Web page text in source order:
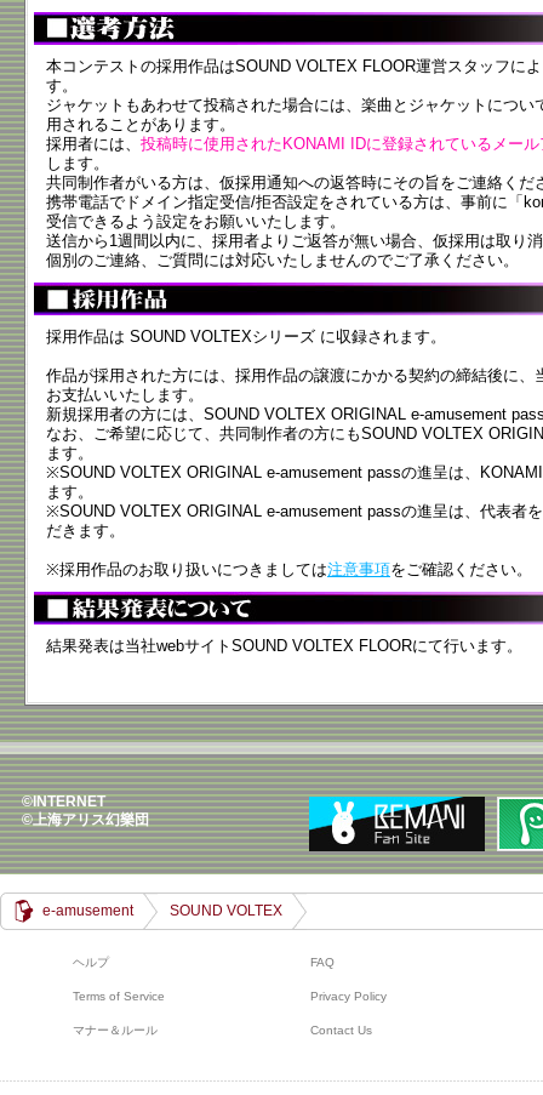
本コンテストの採用作品はSOUND VOLTEX FLOOR運営スタッフに
す。
ジャケットもあわせて投稿された場合には、楽曲とジャケットにつ
用されることがあります。
採用者には、 投稿時に使用されたKONAMI IDに登録されているメー
します。
共同制作者がいる方は、仮採用通知への返答時にその旨をご連絡くだ
携帯電話でドメイン指定受信/拒否設定をされている方は、事前に「
受信できるよう設定をお願いいたします。
送信から1週間以内に、採用者よりご返答が無い場合、仮採用は取り
個別のご連絡、ご質問には対応いたしませんのでご了承ください。
採用作品は SOUND VOLTEXシリーズ に収録されます。
作品が採用された方には、採用作品の譲渡にかかる契約の締結後に
お支払いいたします。
新規採用者の方には、SOUND VOLTEX ORIGINAL e-amusement
なお、ご希望に応じて、共同制作者の方にもSOUND VOLTEX
ます。
※SOUND VOLTEX ORIGINAL e-amusement passの進呈は、
ます。
※SOUND VOLTEX ORIGINAL e-amusement passの進呈は、代表者
だきます。
※採用作品のお取り扱いにつきましては注意事項をご確認ください。
結果発表は当社webサイトSOUND VOLTEX FLOORにて行います。
©INTERNET
©上海アリス幻樂団
e-amusement SOUND VOLTEX
ヘルプ FAQ
Terms of Service Privacy Policy
マナー＆ルール Contact Us